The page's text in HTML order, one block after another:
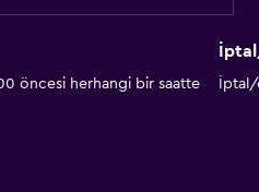
öncesi herhangi bir saatte